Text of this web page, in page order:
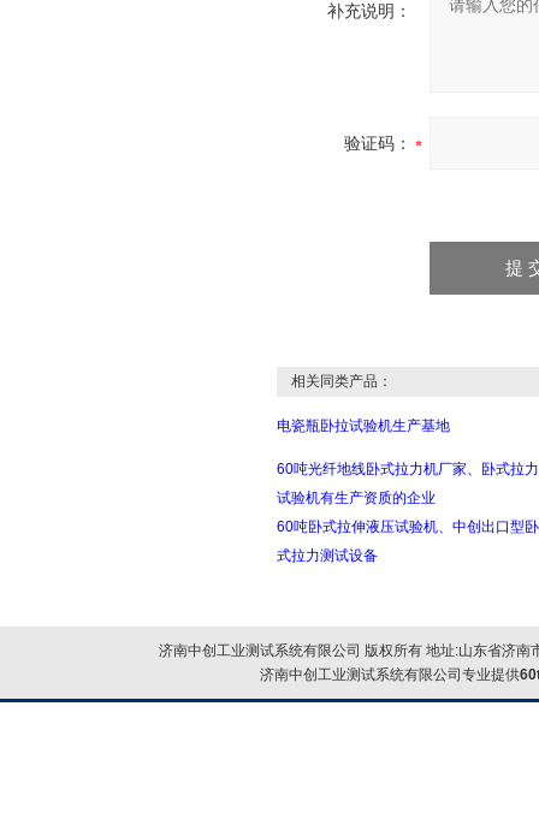
补充说明：
验证码：
相关同类产品：
电瓷瓶卧拉试验机生产基地
60吨光纤地线卧式拉力机厂家、卧式拉力
试验机有生产资质的企业
60吨卧式拉伸液压试验机、中创出口型卧
式拉力测试设备
济南中创工业测试系统有限公司 版权所有 地址:山东省济
济南中创工业测试系统有限公司专业提供